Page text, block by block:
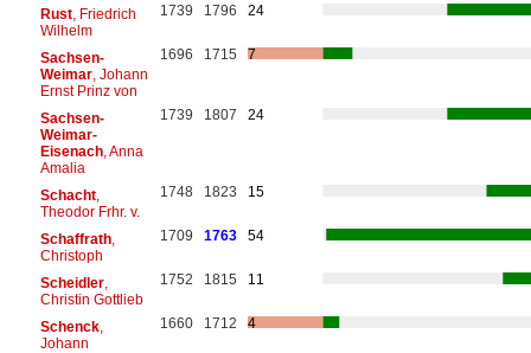
Rust, Friedrich
Wilhelm
1739 1796 24
Sachsen-
Weimar, Johann
Ernst Prinz von
1696 1715 7
Sachsen-
Weimar-
Eisenach, Anna
Amalia
1739 1807 24
Schacht,
Theodor Frhr. v.
1748 1823 15
Schaffrath,
Christoph
1709 1763 54
Scheidler,
Christin Gottlieb
1752 1815 11
Schenck,
Johann
1660 1712 4